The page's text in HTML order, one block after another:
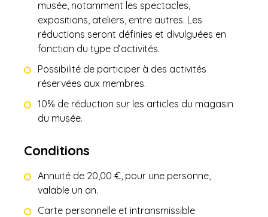
musée, notamment les spectacles,
expositions, ateliers, entre autres. Les
réductions seront définies et divulguées en
fonction du type d’activités.
Possibilité de participer à des activités
réservées aux membres.
10% de réduction sur les articles du magasin
du musée.
Conditions
Annuité de 20,00 €, pour une personne,
valable un an.
Carte personnelle et intransmissible